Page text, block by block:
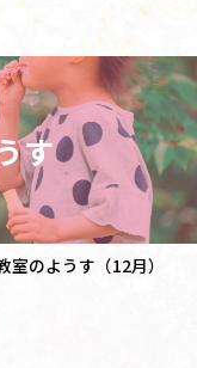
す
室のようす（12月）